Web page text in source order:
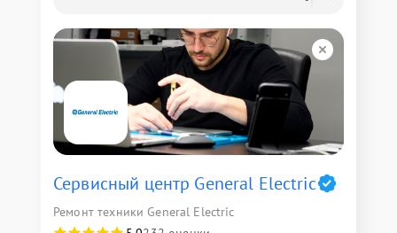
Сервисный центр General Electric
Ремонт техники General Electric